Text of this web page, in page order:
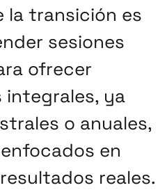
la transición es
sesiones
ofrecer
integrales, ya
o anuales,
en
reales.